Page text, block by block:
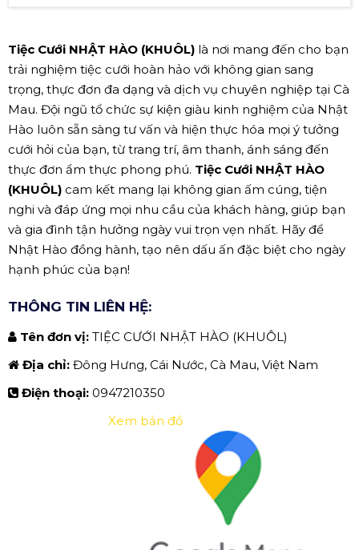
Tiệc Cưới NHẬT HÀO (KHUÔL) là nơi mang đến cho bạn
trải nghiệm tiệc cưới hoàn hảo với không gian sang
trọng, thực đơn đa dạng và dịch vụ chuyên nghiệp tại Cà
Mau. Đội ngũ tổ chức sự kiện giàu kinh nghiệm của Nhật
Hào luôn sẵn sàng tư vấn và hiện thực hóa mọi ý tưởng
cưới hỏi của bạn, từ trang trí, âm thanh, ánh sáng đến
thực đơn ẩm thực phong phú. Tiệc Cưới NHẬT HÀO
(KHUÔL) cam kết mang lại không gian ấm cúng, tiện
nghi và đáp ứng mọi nhu cầu của khách hàng, giúp bạn
và gia đình tận hưởng ngày vui trọn vẹn nhất. Hãy để
Nhật Hào đồng hành, tạo nên dấu ấn đặc biệt cho ngày
hạnh phúc của bạn!
THÔNG TIN LIÊN HỆ:
Tên đơn vị: TIỆC CƯỚI NHẬT HÀO (KHUÔL)
Địa chỉ: Đông Hưng, Cái Nước, Cà Mau, Việt Nam
Điện thoại: 0947210350
Xem bản đồ